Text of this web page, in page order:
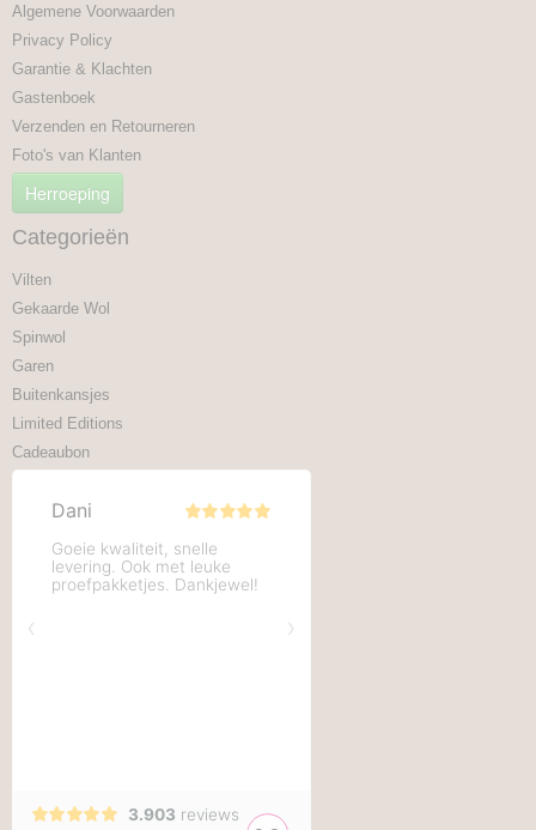
Algemene Voorwaarden
Privacy Policy
Garantie & Klachten
Gastenboek
Verzenden en Retourneren
Foto's van Klanten
Herroeping
Categorieën
Vilten
Gekaarde Wol
Spinwol
Garen
Buitenkansjes
Limited Editions
Cadeaubon